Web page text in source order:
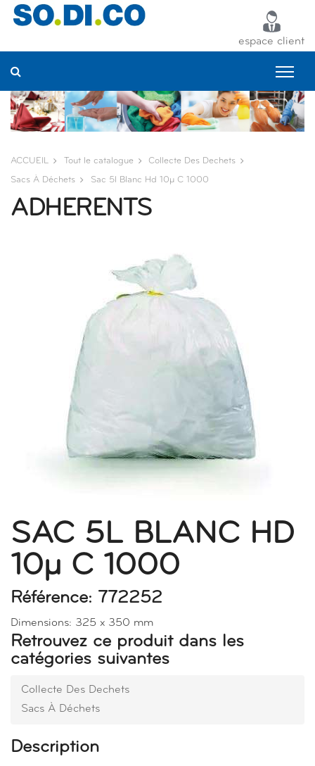
espace client
ACCUEIL Tout le catalogue Collecte Des Dechets
Sacs À Déchets Sac 5l Blanc Hd 10µ C 1000
ADHERENTS
SAC 5L BLANC HD
10µ C 1000
Référence: 772252
Dimensions: 325 x 350 mm
Retrouvez ce produit dans les
catégories suivantes
Collecte Des Dechets
Sacs À Déchets
Description
Panneau de gestion des cookies